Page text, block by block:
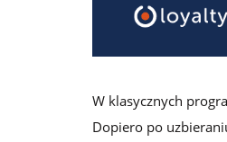
Zamów darmową konsultację
W klasycznych
Dopiero po